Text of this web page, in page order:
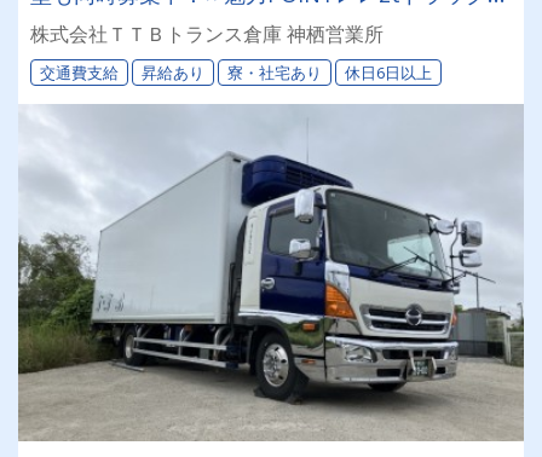
大型トラックなど様々な配送案件あり！ ⏩【選
べる働き方】理想の働き方が実現できる！ ⏩物
流業界初めての方も大歓迎です！
株式会社ＴＴＢトランス倉庫 神栖営業所
交通費支給 昇給あり 寮・社宅あり 休日6日以上